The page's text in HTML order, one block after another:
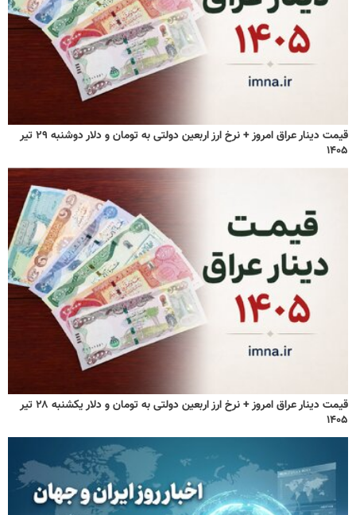
قیمت دینار عراق امروز + نرخ ارز اربعین دولتی به تومان و دلار دوشنبه ۲۹ تیر
۱۴۰۵
قیمت دینار عراق امروز + نرخ ارز اربعین دولتی به تومان و دلار یکشنبه ۲۸ تیر
۱۴۰۵